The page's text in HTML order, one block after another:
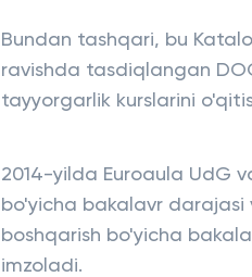
Bundan tashqari, bu
ravishda tasdiqlangan
tayyorgarlik kurslarini
2014-yilda Euroaula UdG
bo'yicha bakalavr darajasi
boshqarish bo'yicha
imzoladi.